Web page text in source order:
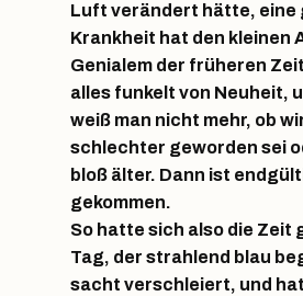
Luft verändert hätte, eine
Krankheit hat den kleinen
Genialem der früheren
alles funkelt von Neuheit,
weiß man nicht mehr, ob
schlechter geworden sei
bloß älter. Dann ist
gekommen.
So hatte sich also die Zeit
Tag, der strahlend blau
sacht verschleiert, und